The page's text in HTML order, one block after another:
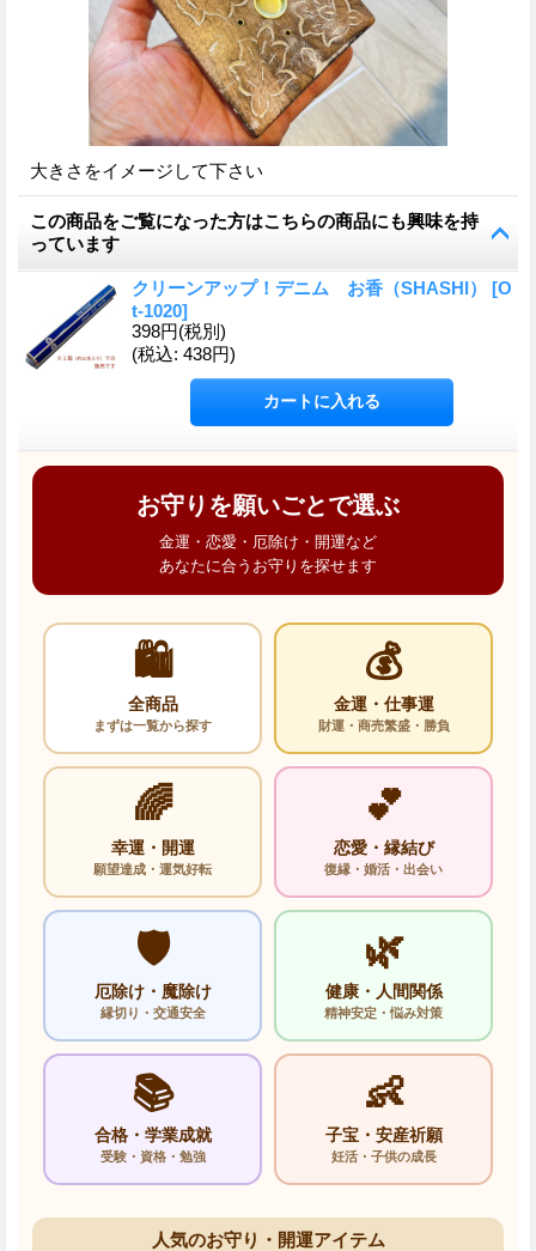
大きさをイメージして下さい
この商品をご覧になった方はこちらの商品にも興味を持
っています
クリーンアップ！デニム お香（SHASHI） [O
t-1020]
398円(税別)
(税込: 438円)
お守りを願いごとで選ぶ
金運・恋愛・厄除け・開運など
あなたに合うお守りを探せます
🛍️
全商品
まずは一覧から探す
💰
金運・仕事運
財運・商売繁盛・勝負
🌈
幸運・開運
願望達成・運気好転
💕
恋愛・縁結び
復縁・婚活・出会い
🛡️
厄除け・魔除け
縁切り・交通安全
🌿
健康・人間関係
精神安定・悩み対策
📚
合格・学業成就
受験・資格・勉強
👶
子宝・安産祈願
妊活・子供の成長
人気のお守り・開運アイテム